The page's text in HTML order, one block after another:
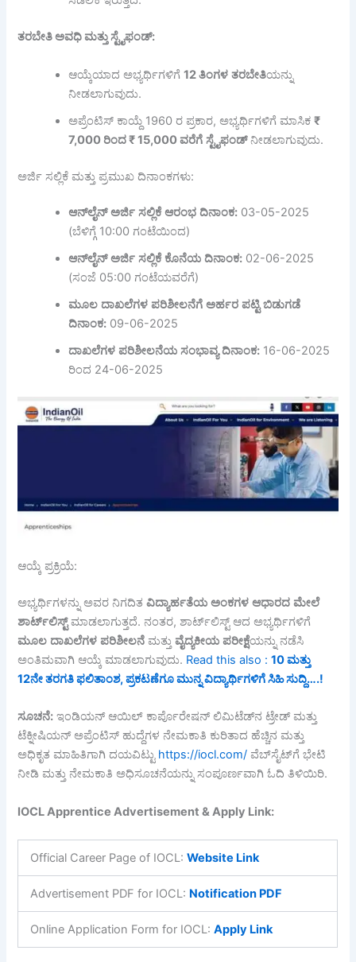
ತರಬೇತಿ ಅವಧಿ ಮತ್ತು ಸ್ಟೈಫಂಡ್:
ಆಯ್ಕೆಯಾದ ಅಭ್ಯರ್ಥಿಗಳಿಗೆ12ತಿಂಗಳ ತರಬೇತಿಯನ್ನು
ನೀಡಲಾಗುವುದು.
ಅಪ್ರೆಂಟಿಸ್ ಕಾಯ್ದೆ 1960 ರ ಪ್ರಕಾರ, ಅಭ್ಯರ್ಥಿಗಳಿಗೆ ಮಾಸಿಕ₹
7,000 ರಿಂದ₹ 15,000 ವರೆಗೆ ಸ್ಟೈಫಂಡ್ನೀಡಲಾಗುವುದು.
ಅರ್ಜಿ ಸಲ್ಲಿಕೆ ಮತ್ತು ಪ್ರಮುಖ ದಿನಾಂಕಗಳು:
ಆನ್ಲೈನ್ ಅರ್ಜಿ ಸಲ್ಲಿಕೆ ಆರಂಭ ದಿನಾಂಕ: 03-05-2025
(ಬೆಳಿಗ್ಗೆ 10:00 ಗಂಟೆಯಿಂದ)
ಆನ್ಲೈನ್ ಅರ್ಜಿ ಸಲ್ಲಿಕೆ ಕೊನೆಯ ದಿನಾಂಕ: 02-06-2025
(ಸಂಜೆ 05:00 ಗಂಟೆಯವರೆಗೆ)
ಮೂಲ ದಾಖಲೆಗಳ ಪರಿಶೀಲನೆಗೆ ಅರ್ಹರ ಪಟ್ಟಿ ಬಿಡುಗಡೆ
ದಿನಾಂಕ: 09-06-2025
ದಾಖಲೆಗಳ ಪರಿಶೀಲನೆಯ ಸಂಭಾವ್ಯ ದಿನಾಂಕ: 16-06-2025
ರಿಂದ 24-06-2025
ಆಯ್ಕೆ ಪ್ರಕ್ರಿಯೆ:
ಅಭ್ಯರ್ಥಿಗಳನ್ನು ಅವರ ನಿಗದಿತವಿದ್ಯಾರ್ಹತೆಯ ಅಂಕಗಳ ಆಧಾರದ ಮೇಲೆ
ಶಾರ್ಟ್ಲಿಸ್ಟ್ಮಾಡಲಾಗುತ್ತದೆ. ನಂತರ, ಶಾರ್ಟ್‌ಲಿಸ್ಟ್ ಆದ ಅಭ್ಯರ್ಥಿಗಳಿಗೆ
ಮೂಲ ದಾಖಲೆಗಳ ಪರಿಶೀಲನೆ ಮತ್ತು ವೈದ್ಯಕೀಯ ಪರೀಕ್ಷೆಯನ್ನು ನಡೆಸಿ
ಅಂತಿಮವಾಗಿ ಆಯ್ಕೆ ಮಾಡಲಾಗುವುದು. Read this also :10 ಮತ್ತು
12ನೇ ತರಗತಿ ಫಲಿತಾಂಶ, ಪ್ರಕಟಣೆಗೂ ಮುನ್ನ ವಿದ್ಯಾರ್ಥಿಗಳಿಗೆ ಸಿಹಿ ಸುದ್ದಿ….!
ಸೂಚನೆ: ಇಂಡಿಯನ್ ಆಯಿಲ್ ಕಾರ್ಪೊರೇಷನ್ ಲಿಮಿಟೆಡ್‌ನ ಟ್ರೇಡ್ ಮತ್ತು
ಟೆಕ್ನೀಷಿಯನ್ ಅಪ್ರೆಂಟಿಸ್ ಹುದ್ದೆಗಳ ನೇಮಕಾತಿ ಕುರಿತಾದ ಹೆಚ್ಚಿನ ಮತ್ತು
ಅಧಿಕೃತ ಮಾಹಿತಿಗಾಗಿ ದಯವಿಟ್ಟು https://iocl.com/ ವೆಬ್‌ಸೈಟ್‌ಗೆ ಭೇಟಿ
ನೀಡಿ ಮತ್ತು ನೇಮಕಾತಿ ಅಧಿಸೂಚನೆಯನ್ನು ಸಂಪೂರ್ಣವಾಗಿ ಓದಿ ತಿಳಿಯಿರಿ.
IOCL Apprentice Advertisement & Apply Link:
Official Career Page of IOCL: Website Link
Advertisement PDF for IOCL: Notification PDF
Online Application Form for IOCL: Apply Link